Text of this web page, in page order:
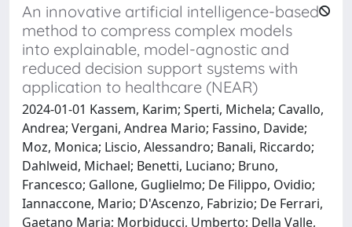
An innovative artificial intelligence-based
method to compress complex models
into explainable, model-agnostic and
reduced decision support systems with
application to healthcare (NEAR)
2024-01-01 Kassem, Karim; Sperti, Michela; Cavallo,
Andrea; Vergani, Andrea Mario; Fassino, Davide;
Moz, Monica; Liscio, Alessandro; Banali, Riccardo;
Dahlweid, Michael; Benetti, Luciano; Bruno,
Francesco; Gallone, Guglielmo; De Filippo, Ovidio;
Iannaccone, Mario; D'Ascenzo, Fabrizio; De Ferrari,
Gaetano Maria; Morbiducci, Umberto; Della Valle,